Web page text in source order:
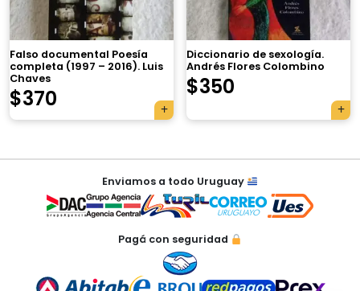
Falso documental Poesía
completa (1997 – 2016). Luis
Chaves
$370
Diccionario de sexología.
Andrés Flores Colombino
$350
Navegación
entradas
Enviamos a todo Uruguay
Pagá con seguridad
Tu carrito está vacío.
Agregá un producto y aparecerá acá
automáticamente.